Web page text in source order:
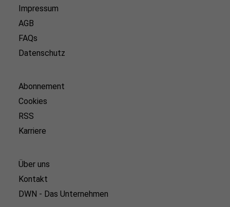
Impressum
AGB
FAQs
Datenschutz
Abonnement
Cookies
RSS
Karriere
Über uns
Kontakt
DWN - Das Unternehmen